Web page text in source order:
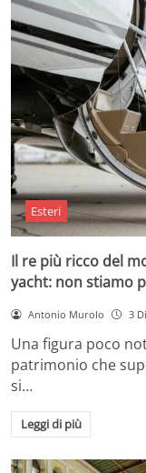
Esteri
Il re più ricco del
yacht: non stiamo
Antonio Murolo 3
Una figura poco
patrimonio che
si…
Leggi di più